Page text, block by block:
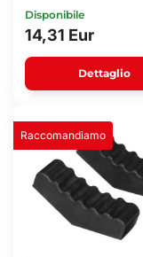
Disponibile
14,31 Eur
Dettaglio
Raccomandiamo